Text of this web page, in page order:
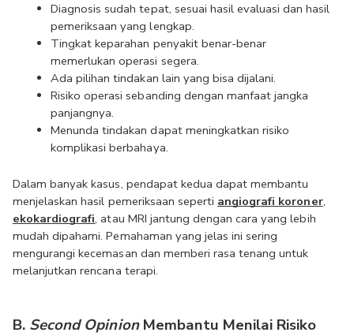
Diagnosis sudah tepat, sesuai hasil evaluasi dan hasil
pemeriksaan yang lengkap.
Tingkat keparahan penyakit benar-benar
memerlukan operasi segera.
Ada pilihan tindakan lain yang bisa dijalani.
Risiko operasi sebanding dengan manfaat jangka
panjangnya.
Menunda tindakan dapat meningkatkan risiko
komplikasi berbahaya.
Dalam banyak kasus, pendapat kedua dapat membantu
menjelaskan hasil pemeriksaan seperti angiografi koroner
ekokardiografi, atau MRI jantung dengan cara yang lebih
mudah dipahami. Pemahaman yang jelas ini sering
mengurangi kecemasan dan memberi rasa tenang untuk
melanjutkan rencana terapi.
B. Second Opinion Membantu Menilai Risiko